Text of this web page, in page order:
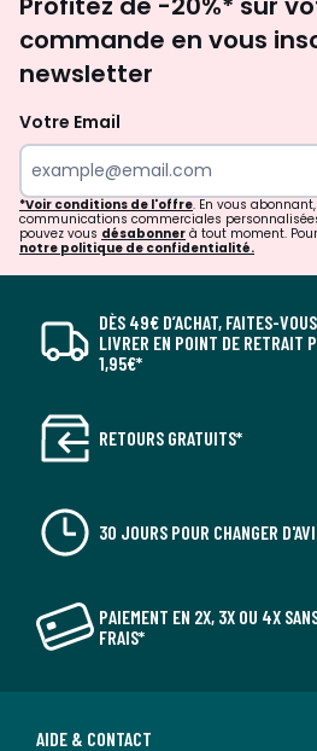
commande en vous
newsletter
Votre Email
*Voir conditions de l'offre. En vous
communications commerciales
pouvez vous désabonner à tout moment.
notre politique de confidentialité.
DÈS 49€ D’ACHAT, FAITES-VOUS
LIVRER EN POINT DE RETRAIT
1,95€*
RETOURS GRATUITS*
30 JOURS POUR CHANGER
PAIEMENT EN 2X, 3X OU 4X
FRAIS*
AIDE & CONTACT